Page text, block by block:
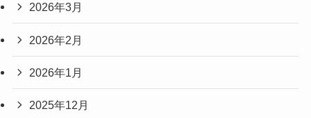
2026年3月
2026年2月
2026年1月
2025年12月